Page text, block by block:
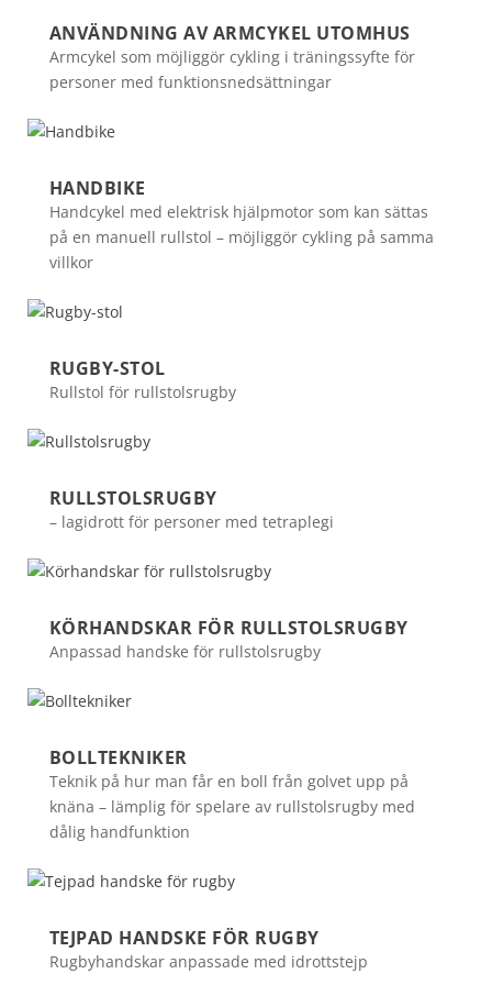
ANVÄNDNING AV ARMCYKEL UTOMHUS
Armcykel som möjliggör cykling i träningssyfte för
personer med funktionsnedsättningar
HANDBIKE
Handcykel med elektrisk hjälpmotor som kan sättas
på en manuell rullstol – möjliggör cykling på samma
villkor
RUGBY-STOL
Rullstol för rullstolsrugby
RULLSTOLSRUGBY
– lagidrott för personer med tetraplegi
KÖRHANDSKAR FÖR RULLSTOLSRUGBY
Anpassad handske för rullstolsrugby
BOLLTEKNIKER
Teknik på hur man får en boll från golvet upp på
knäna – lämplig för spelare av rullstolsrugby med
dålig handfunktion
TEJPAD HANDSKE FÖR RUGBY
Rugbyhandskar anpassade med idrottstejp